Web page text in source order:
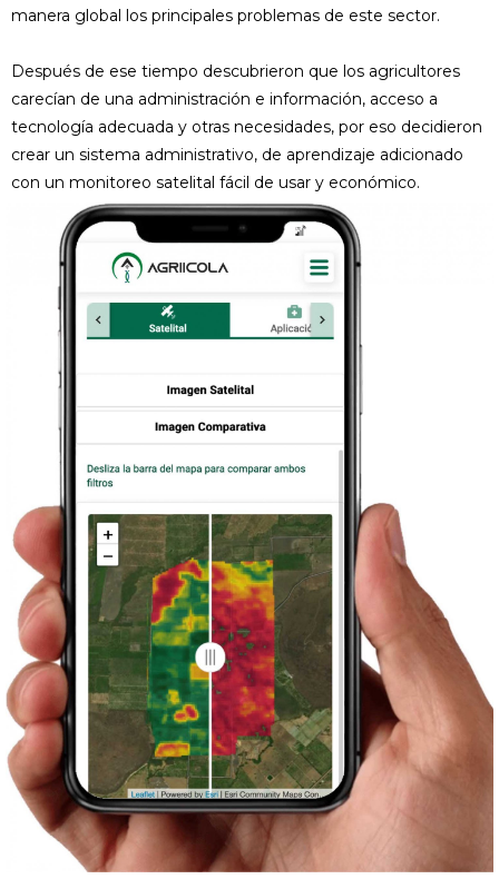
manera global los principales problemas de este sector.
Después de ese tiempo descubrieron que los agricultores
carecían de una administración e información, acceso a
tecnología adecuada y otras necesidades, por eso decidieron
crear un sistema administrativo, de aprendizaje adicionado
con un monitoreo satelital fácil de usar y económico.